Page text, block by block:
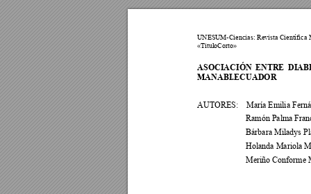
UNESUM-Ciencias: Revista Científica
«TituloCorto»
ASOCIACIÓN ENTRE
MANABI.ECUADOR
AUTORES:
María Emilia
Ramón Palma
Bárbara Miladys
Holanda Mariola
Meriño Conforme